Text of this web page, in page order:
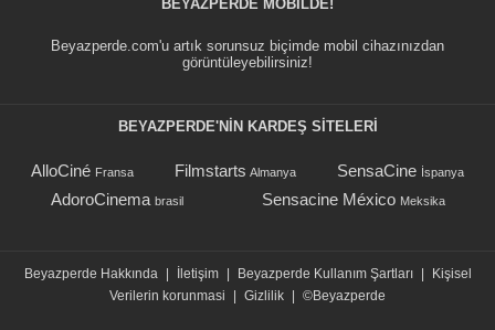
BEYAZPERDE MOBILDE!
Beyazperde.com'u artık sorunsuz biçimde mobil cihazınızdan
görüntüleyebilirsiniz!
BEYAZPERDE'NIN KARDEŞ SİTELERİ
AlloCiné Fransa Filmstarts Almanya SensaCine İspanya
AdoroCinema brasil Sensacine México Meksika
Beyazperde Hakkında İletişim Beyazperde Kullanım Şartları
Kişisel
Verilerin korunmasi
Gizlilik ©Beyazperde